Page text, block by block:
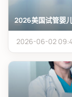
2026美国试管婴
2026-06-02